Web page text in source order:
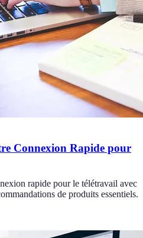
Connexion Rapide pour
rapide pour le télétravail avec
de produits essentiels.